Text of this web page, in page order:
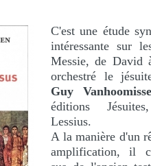
C'est une étude
intéressante sur
Messie, de David
orchestré le
Guy
éditions
Lessius.
A la manière d'un
amplification, il